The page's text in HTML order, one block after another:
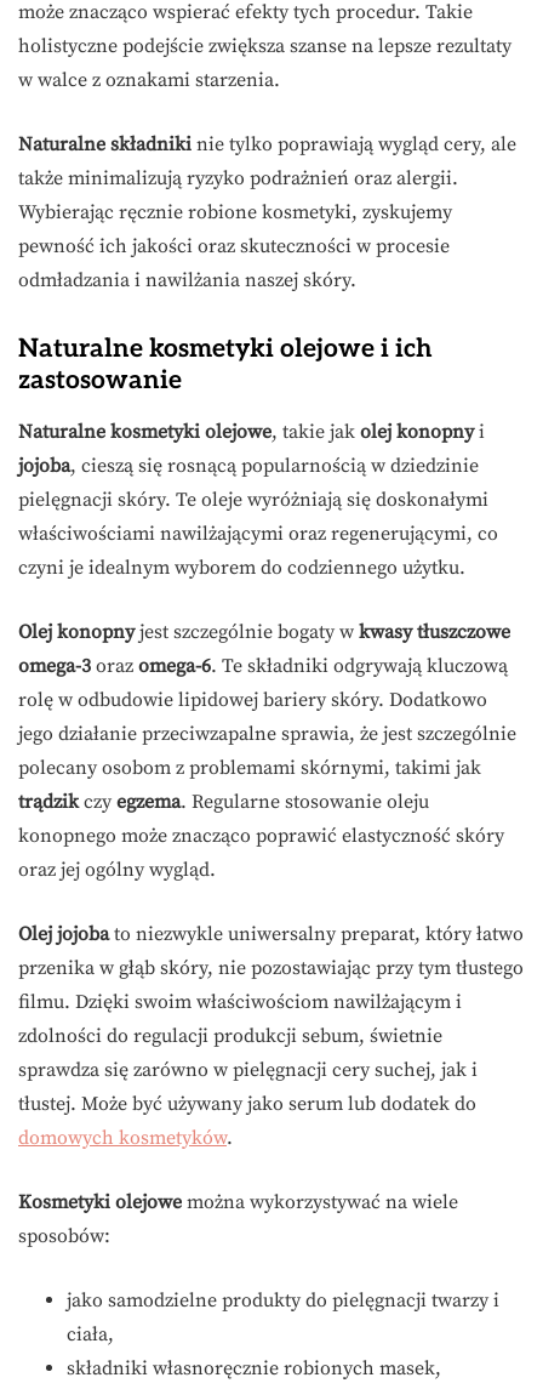
może znacząco wspierać efekty tych procedur. Takie
holistyczne podejście zwiększa szanse na lepsze rezultaty
w walce z oznakami starzenia.
Naturalne składniki nie tylko poprawiają wygląd cery, ale
także minimalizują ryzyko podrażnień oraz alergii.
Wybierając ręcznie robione kosmetyki, zyskujemy
pewność ich jakości oraz skuteczności w procesie
odmładzania i nawilżania naszej skóry.
Naturalne kosmetyki olejowe i ich
zastosowanie
Naturalne kosmetyki olejowe, takie jak olej konopnyi
jojoba, cieszą się rosnącą popularnością w dziedzinie
pielęgnacji skóry. Te oleje wyróżniają się doskonałymi
właściwościami nawilżającymi oraz regenerującymi, co
czyni je idealnym wyborem do codziennego użytku.
Olej konopnyjest szczególnie bogaty w kwasy tłuszczowe
omega-3 oraz omega-6. Te składniki odgrywają kluczową
rolę w odbudowie lipidowej bariery skóry. Dodatkowo
jego działanie przeciwzapalne sprawia, że jest szczególnie
polecany osobom z problemami skórnymi, takimi jak
trądzikczy egzema. Regularne stosowanie oleju
konopnego może znacząco poprawić elastyczność skóry
oraz jej ogólny wygląd.
Olej jojobato niezwykle uniwersalny preparat, który łatwo
przenika w głąb skóry, nie pozostawiając przy tym tłustego
filmu. Dzięki swoim właściwościom nawilżającym i
zdolności do regulacji produkcji sebum, świetnie
sprawdza się zarówno w pielęgnacji cery suchej, jak i
tłustej. Może być używany jako serum lub dodatek do
domowych kosmetyków.
Kosmetyki olejowe można wykorzystywać na wiele
sposobów:
jako samodzielne produkty do pielęgnacji twarzy i
ciała,
składniki własnoręcznie robionych masek,